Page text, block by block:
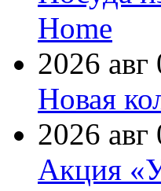
Home
2026 авг
Новая
2026 авг
Акция